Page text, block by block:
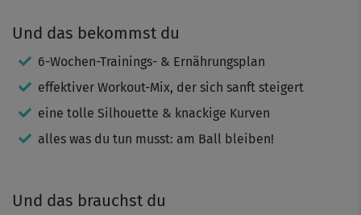
Und das bekommst du
6-Wochen-Trainings- & Ernährungsplan
effektiver Workout-Mix, der sich sanft steigert
eine tolle Silhouette & knackige Kurven
alles was du tun musst: am Ball bleiben!
Und das brauchst du